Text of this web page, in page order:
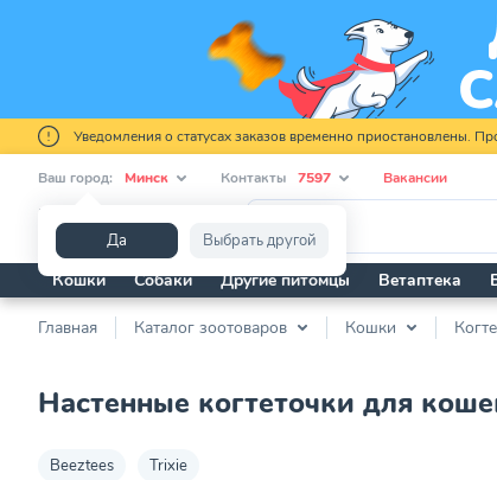
Уведомления о статусах заказов временно приостановлены.
Ваш город: Минск
Да Выбрать другой
Контакты 7597 Вакансии
Кошки Собаки Другие питомцы Ветаптека
Главная Каталог зоотоваров Кошки
Настенные когтеточки для
Beeztees Trixie